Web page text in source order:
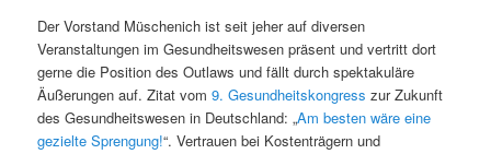
Der Vorstand Müschenich ist seit jeher auf diversen
Veranstaltungen im Gesundheitswesen präsent und vertritt dort
gerne die Position des Outlaws und fällt durch spektakuläre
Äußerungen auf. Zitat vom9. Gesundheitskongress zur Zukunft
des Gesundheitswesen in Deutschland: „Am besten wäre eine
gezielte Sprengung!“. Vertrauen bei Kostenträgern und